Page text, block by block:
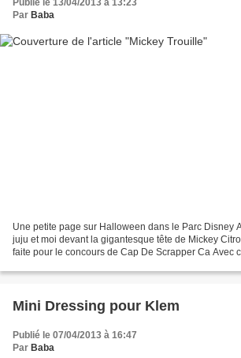
Publié le 13/04/2013 à 13:23
Par Baba
Une petite page sur Halloween dans le Parc Disney
juju et moi devant la gigantesque tête de Mickey
faite pour le concours de Cap De Scrapper Ca Avec
Mini Dressing pour Klem
Publié le 07/04/2013 à 16:47
Par Baba